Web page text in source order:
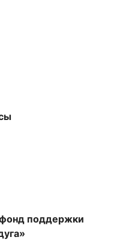
поддержки